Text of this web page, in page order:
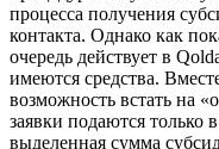
процесса получения
контакта. Однако как
очередь действует в
имеются средства.
возможность встать на
заявки подаются
выделенная сумма